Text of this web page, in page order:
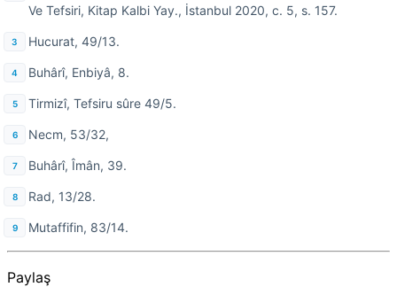
Ve Tefsiri, Kitap Kalbi Yay., İstanbul 2020, c. 5, s. 157.
Hucurat, 49/13.
Buhârî, Enbiyâ, 8.
Tirmizî, Tefsiru sûre 49/5.
Necm, 53/32,
Buhârî, Îmân, 39.
Rad, 13/28.
Mutaffifin, 83/14.
Paylaş